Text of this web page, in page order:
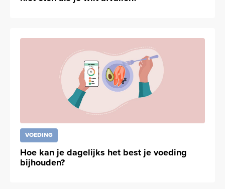
VOEDING
Hoe kan je dagelijks het best je voeding
bijhouden?